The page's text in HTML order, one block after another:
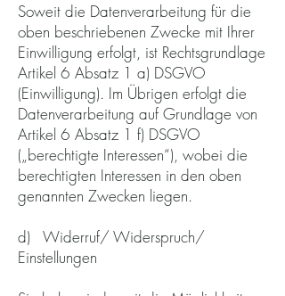
Soweit die Datenverarbeitung für die
oben beschriebenen Zwecke mit Ihrer
Einwilligung erfolgt, ist Rechtsgrundlage
Artikel 6 Absatz 1 a) DSGVO
(Einwilligung). Im Übrigen erfolgt die
Datenverarbeitung auf Grundlage von
Artikel 6 Absatz 1 f) DSGVO
(„berechtigte Interessen“), wobei die
berechtigten Interessen in den oben
genannten Zwecken liegen.
d) Widerruf/ Widerspruch/
Einstellungen